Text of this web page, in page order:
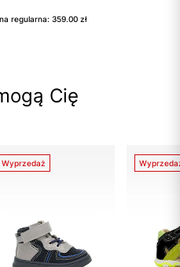
regularna: 359.00 zł
Cię
Wyprzedaż